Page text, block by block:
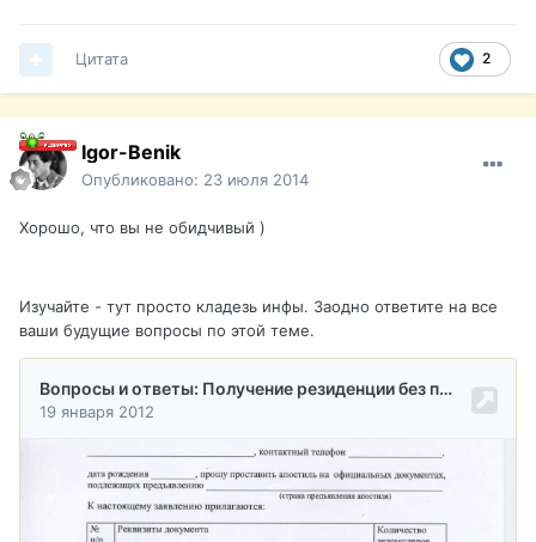
2
Цитата
Igor-Benik
Опубликовано: 23 июля 2014
Хорошо, что вы не обидчивый )
Изучайте - тут просто кладезь инфы. Заодно ответите на все
ваши будущие вопросы по этой теме.